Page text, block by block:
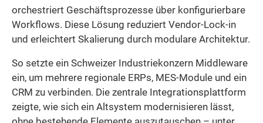
orchestriert Geschäftsprozesse über konfigurierbare
Workflows. Diese Lösung reduziert Vendor-Lock-in
und erleichtert Skalierung durch modulare Architektur.
So setzte ein Schweizer Industrie­konzern Middleware
ein, um mehrere regionale ERPs, MES-Module und ein
CRM zu verbinden. Die zentrale Integrationsplattform
zeigte, wie sich ein Altsystem modernisieren lässt,